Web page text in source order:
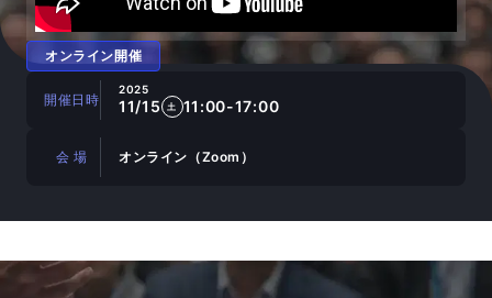
オンライン開催
開催日時
2025
11/15 土 11:00-17:00
会 場 オンライン（Zoom）